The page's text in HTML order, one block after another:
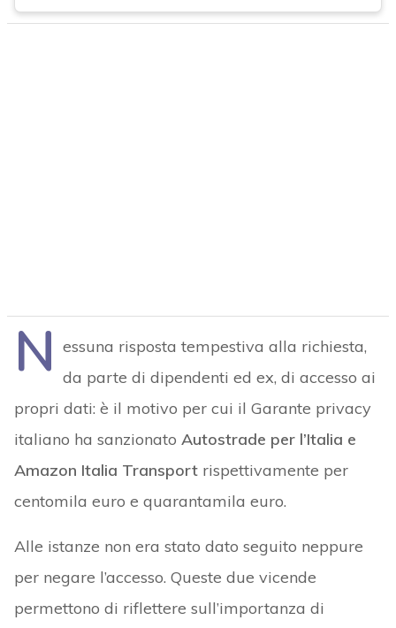
N essuna risposta tempestiva alla richiesta,
da parte di dipendenti ed ex, di accesso ai
propri dati: è il motivo per cui il Garante privacy
italiano ha sanzionato Autostrade per l’Italia e
Amazon Italia Transportrispettivamente per
centomila euro e quarantamila euro.
Alle istanze non era stato dato seguito neppure
per negare l’accesso. Queste due vicende
permettono di riflettere sull’importanza di